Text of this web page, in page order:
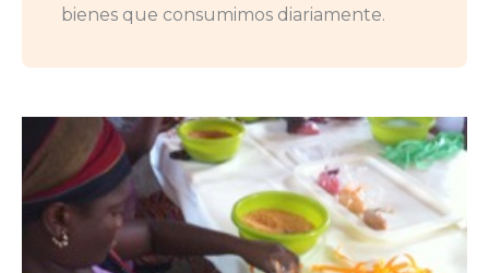
bienes que consumimos diariamente.